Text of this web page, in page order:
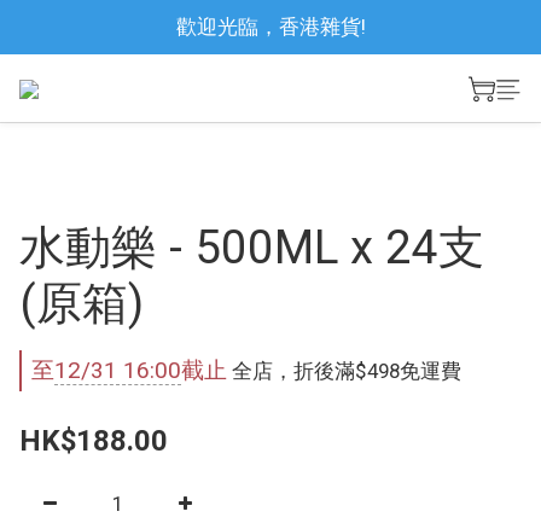
歡迎光臨，香港雜貨!
水動樂 - 500ML x 24支
(原箱)
至12/31 16:00截止 全店，折後滿$498免運費
HK$188.00